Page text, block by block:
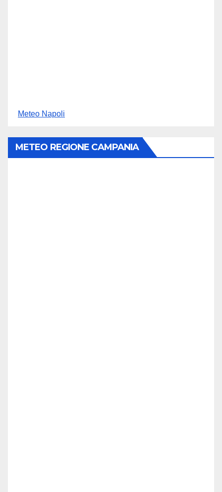
Meteo Napoli
METEO REGIONE CAMPANIA